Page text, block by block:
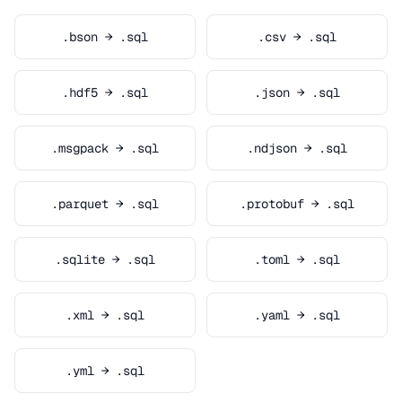
.bson → .sql .csv → .sql
.hdf5 → .sql .json → .sql
.msgpack → .sql .ndjson → .sql
.parquet → .sql .protobuf → .sql
.sqlite → .sql .toml → .sql
.xml → .sql .yaml → .sql
.yml → .sql